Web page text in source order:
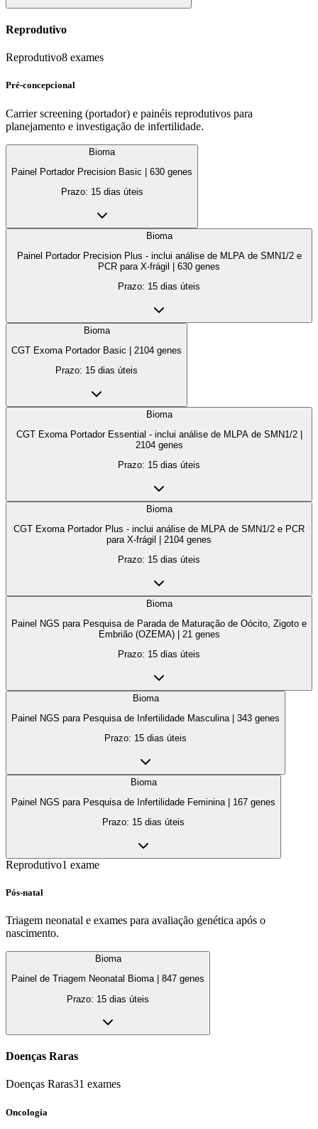
Reprodutivo
Reprodutivo8 exames
Pré-concepcional
Carrier screening (portador) e painéis reprodutivos para
planejamento e investigação de infertilidade.
Bioma
Painel Portador Precision Basic
630 genes
Prazo: 15 dias úteis
Bioma
Painel Portador Precision Plus - inclui análise de MLPA de SMN1/2 e
PCR para X-frágil
630 genes
Prazo: 15 dias úteis
Bioma
CGT Exoma Portador Basic
2104 genes
Prazo: 15 dias úteis
Bioma
CGT Exoma Portador Essential - inclui análise de MLPA de SMN1/2|
2104genes
Prazo: 15 dias úteis
Bioma
CGT Exoma Portador Plus - inclui análise de MLPA de SMN1/2 e PCR
para X-frágil
2104 genes
Prazo: 15 dias úteis
Bioma
Painel NGS para Pesquisa de Parada de Maturação de Oócito, Zigoto e
Embrião (OZEMA)| 21 genes
Prazo: 15 dias úteis
Bioma
Painel NGS para Pesquisa de Infertilidade Masculina
343 genes
Prazo: 15 dias úteis
Bioma
Painel NGS para Pesquisa de Infertilidade Feminina
167 genes
Prazo: 15 dias úteis
Reprodutivo1 exame
Pós-natal
Triagem neonatal e exames para avaliação genética após o
nascimento.
Bioma
Painel de Triagem Neonatal Bioma| 847 genes
Prazo: 15 dias úteis
Doenças Raras
Doenças Raras31 exames
Oncologia